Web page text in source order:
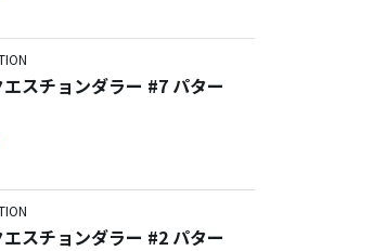
スチョンダラー #7 パター
スチョンダラー #2 パター